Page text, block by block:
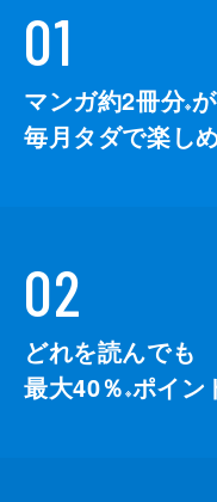
01
マンガ約2冊分※が
毎月タダで楽しめ
02
どれを読んでも
最大40％ ※ポイン